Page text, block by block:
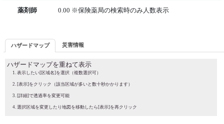
薬剤師 0.00 ※保険薬局の検索時のみ人数表示
ハザードマップ 災害情報
ハザードマップを重ねて表示
表示したい[区域名]を選択（複数選択可）
[表示]をクリック（該当区域が多いと数十秒かかります）
[詳細]で透過率を変更可能
選択区域を変更したり地図を移動したら[表示]を再クリック